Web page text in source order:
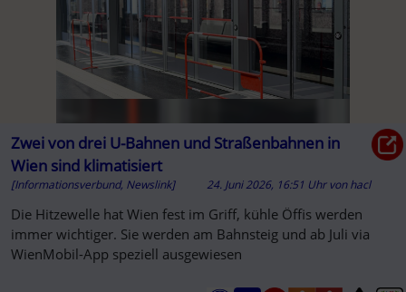
Zwei von drei U-Bahnen und Straßenbahnen in
Wien sind klimatisiert
[Informationsverbund, Newslink] 24. Juni 2026, 16:51 Uhr vonhacl
Die Hitzewelle hat Wien fest im Griff, kühle Öffis werden
immer wichtiger. Sie werden am Bahnsteig und ab Juli via
WienMobil-App speziell ausgewiesen